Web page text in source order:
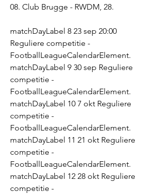
08. Club Brugge - RWDM, 28.
matchDayLabel 8 23 sep 20:00
Reguliere competitie -
FootballLeagueCalendarElement.
matchDayLabel 9 30 sep Reguliere
competitie -
FootballLeagueCalendarElement.
matchDayLabel 10 7 okt Reguliere
competitie -
FootballLeagueCalendarElement.
matchDayLabel 11 21 okt Reguliere
competitie -
FootballLeagueCalendarElement.
matchDayLabel 12 28 okt Reguliere
competitie -